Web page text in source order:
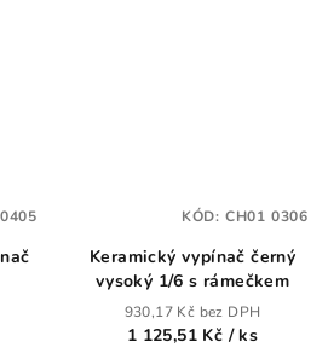
Keramický vypínač černý
vysoký 1/6 s rámečkem
930,17 Kč bez DPH
1 125,51 Kč / ks
KÓD: CH01 0306